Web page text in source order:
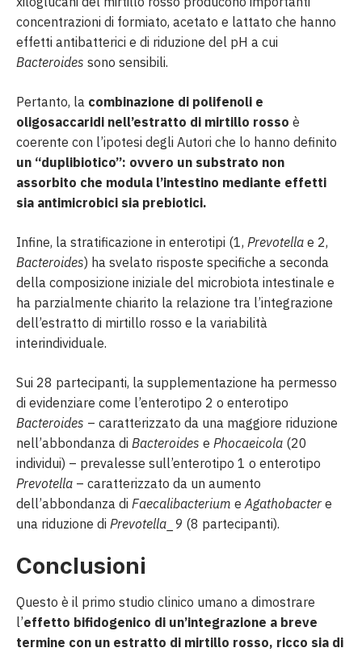
concentrazioni di formiato, acetato e lattato che hanno
effetti antibatterici e di riduzione del pH a cui
Bacteroides sono sensibili.
Pertanto, la combinazione di polifenoli e
oligosaccaridi nell’estratto di mirtillo rosso è
coerente con l’ipotesi degli Autori che lo hanno definito
un “duplibiotico”: ovvero un substrato non
assorbito che modula l’intestino mediante effetti
sia antimicrobici sia prebiotici.
Infine, la stratificazione in enterotipi (1, Prevotella e 2,
Bacteroides) ha svelato risposte specifiche a seconda
della composizione iniziale del microbiota intestinale e
ha parzialmente chiarito la relazione tra l’integrazione
dell’estratto di mirtillo rosso e la variabilità
interindividuale.
Sui 28 partecipanti, la supplementazione ha permesso
di evidenziare come l’enterotipo 2 o enterotipo
Bacteroides – caratterizzato da una maggiore riduzione
nell’abbondanza di Bacteroides e Phocaeicola (20
individui) – prevalesse sull’enterotipo 1 o enterotipo
Prevotella – caratterizzato da un aumento
dell’abbondanza di Faecalibacterium eAgathobacter e
una riduzione di Prevotella_9 (8 partecipanti).
Conclusioni
Questo è il primo studio clinico umano a dimostrare
l’effetto bifidogenico di un’integrazione a breve
termine con un estratto di mirtillo rosso, ricco sia di